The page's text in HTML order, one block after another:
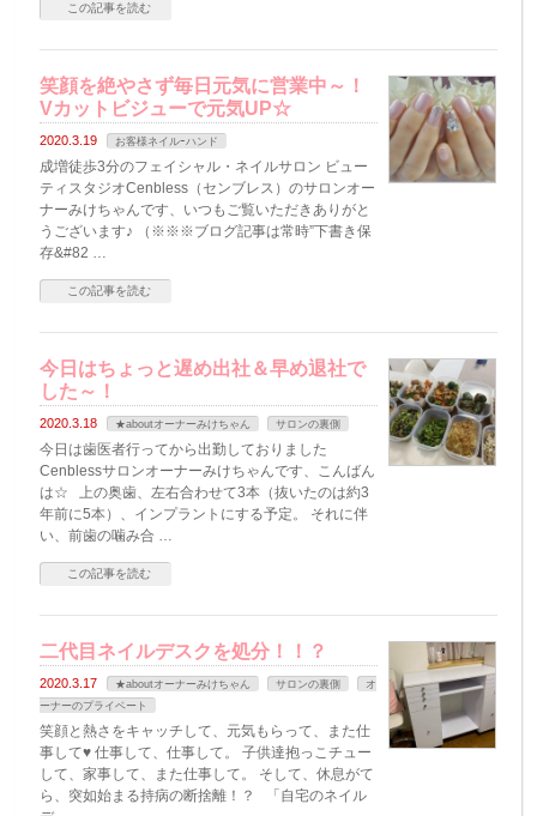
この記事を読む
笑顔を絶やさず毎日元気に営業中～！
Vカットビジューで元気UP☆
2020.3.19 お客様ネイルｰハンド
成増徒歩3分のフェイシャル・ネイルサロン ビュー
ティスタジオCenbless（センブレス）のサロンオー
ナーみけちゃんです、いつもご覧いただきありがと
うございます♪ （※※※ブログ記事は常時”下書き保
存&#82 …
この記事を読む
今日はちょっと遅め出社＆早め退社で
した～！
2020.3.18 ★aboutオーナーみけちゃん サロンの裏側
今日は歯医者行ってから出勤しておりました
Cenblessサロンオーナーみけちゃんです、こんばん
は☆ 上の奥歯、左右合わせて3本（抜いたのは約3
年前に5本）、インプラントにする予定。 それに伴
い、前歯の噛み合 …
この記事を読む
二代目ネイルデスクを処分！！？
2020.3.17 ★aboutオーナーみけちゃん サロンの裏側
オ
ーナーのプライベート
笑顔と熱さをキャッチして、元気もらって、また仕
事して♥ 仕事して、仕事して。 子供達抱っこチュー
して、家事して、また仕事して。 そして、休息がて
ら、突如始まる持病の断捨離！？ 「自宅のネイル